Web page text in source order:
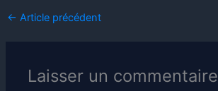
← Article précédent
Laisser un commentaire